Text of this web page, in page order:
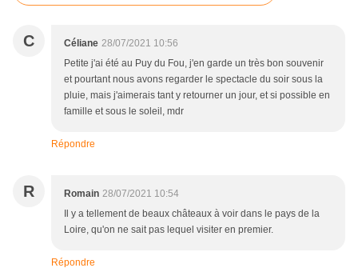
C Céliane 28/07/2021 10:56
Petite j'ai été au Puy du Fou, j'en garde un très bon souvenir
et pourtant nous avons regarder le spectacle du soir sous la
pluie, mais j'aimerais tant y retourner un jour, et si possible en
famille et sous le soleil, mdr
Répondre
R Romain 28/07/2021 10:54
Il y a tellement de beaux châteaux à voir dans le pays de la
Loire, qu'on ne sait pas lequel visiter en premier.
Répondre